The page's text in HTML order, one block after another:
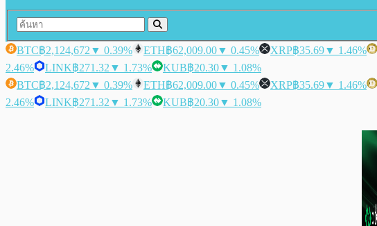
BTC฿2,124,672 ▼ 0.39% ETH฿62,009.00▼ 0.45% XRP฿35.69▼ 1.46%
2.46%
LINK฿271.32 ▼ 1.73% KUB฿20.30▼ 1.08%
BTC฿2,124,672 ▼ 0.39% ETH฿62,009.00▼ 0.45% XRP฿35.69▼ 1.46%
2.46%
LINK฿271.32 ▼ 1.73% KUB฿20.30▼ 1.08%